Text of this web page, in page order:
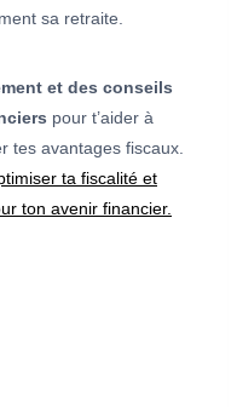
sa retraite.
et des conseils
pour t’aider à
tes avantages fiscaux.
ta fiscalité et
ton avenir financier.